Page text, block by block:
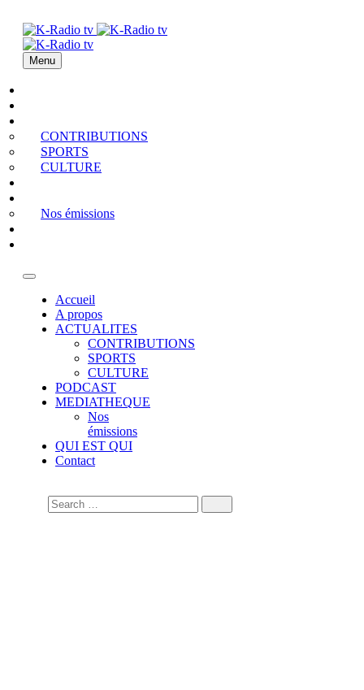
Menu
CONTRIBUTIONS
SPORTS
CULTURE
Nos émissions
Accueil
A propos
ACTUALITES
CONTRIBUTIONS
SPORTS
CULTURE
PODCAST
MEDIATHEQUE
Nos
émissions
QUI EST QUI
Contact